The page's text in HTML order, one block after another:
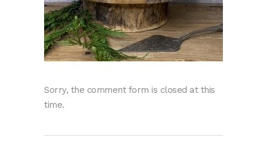
Sorry, the comment form is closed at this
time.